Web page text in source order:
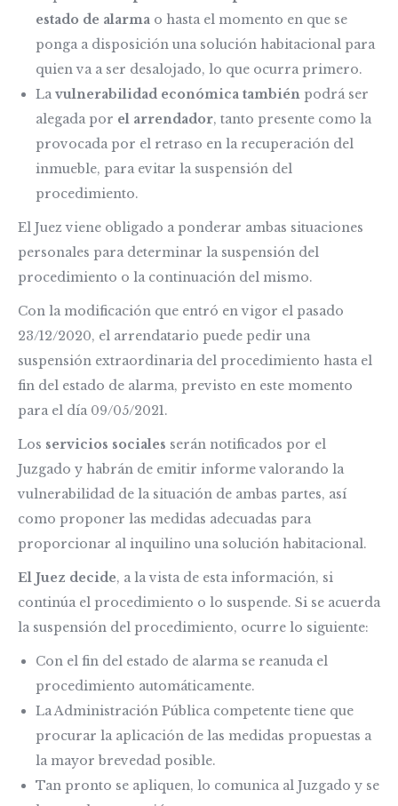
estado de alarma o hasta el momento en que se
ponga a disposición una solución habitacional para
quien va a ser desalojado, lo que ocurra primero.
Lavulnerabilidad económica también podrá ser
alegada por el arrendador, tanto presente como la
provocada por el retraso en la recuperación del
inmueble, para evitar la suspensión del
procedimiento.
El Juez viene obligado a ponderar ambas situaciones
personales para determinar la suspensión del
procedimiento o la continuación del mismo.
Con la modificación que entró en vigor el pasado
23/12/2020, el arrendatario puede pedir una
suspensión extraordinaria del procedimiento hasta el
fin del estado de alarma, previsto en este momento
para el día 09/05/2021.
Los servicios sociales serán notificados por el
Juzgado y habrán de emitir informe valorando la
vulnerabilidad de la situación de ambas partes, así
como proponer las medidas adecuadas para
proporcionar al inquilino una solución habitacional.
El Juez decide, a la vista de esta información, si
continúa el procedimiento o lo suspende. Si se acuerda
la suspensión del procedimiento, ocurre lo siguiente:
Con el fin del estado de alarma se reanuda el
procedimiento automáticamente.
La Administración Pública competente tiene que
procurar la aplicación de las medidas propuestas a
la mayor brevedad posible.
Tan pronto se apliquen, lo comunica al Juzgado y se